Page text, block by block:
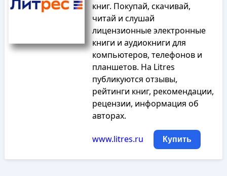
книг. Покупай, скачивай,
читай и слушай
лицензионные электронные
книги и аудиокниги для
компьютеров, телефонов и
планшетов. На Litres
публикуются отзывы,
рейтинги книг, рекомендации,
рецензии, информация об
авторах.
www.litres.ru Купить